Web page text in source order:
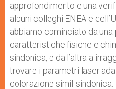
approfondimento e una
alcuni colleghi ENEA e
abbiamo cominciato da una
caratteristiche fisiche e
sindonica, e dall’altra a
trovare i parametri laser
colorazione simil-sindonica.